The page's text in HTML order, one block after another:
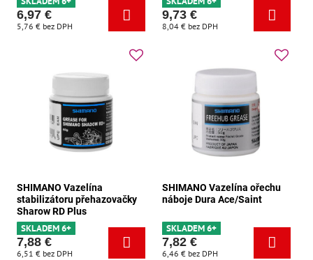
6,97 €
5,76 € bez DPH
9,73 €
8,04 € bez DPH
SHIMANO Vazelína
stabilizátoru přehazovačky
Sharow RD Plus
SKLADEM 6+
7,88 €
6,51 € bez DPH
SHIMANO Vazelína ořechu
náboje Dura Ace/Saint
SKLADEM 6+
7,82 €
6,46 € bez DPH